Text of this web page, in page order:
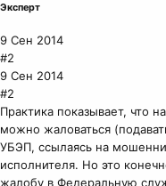
Эксперт
9 Сен 2014
#2
9 Сен 2014
#2
Практика показывает, что
можно жаловаться
УБЭП, ссылаясь на
исполнителя. Но это
жалобу в Федеральную